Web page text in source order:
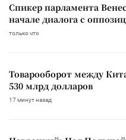
Спикер парламента
начале диалога с
только что
Товарооборот между
530 млрд долларов
17 минут назад